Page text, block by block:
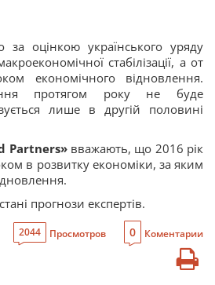
оцінкою українського уряду
стабілізації, а от
економічного відновлення.
протягом року не буде
лише в другій половині
Partners»вважають, що 2016 рік
в розвитку економіки, за яким
прогнози експертів.
2044 Просмотров 0 Коментарии